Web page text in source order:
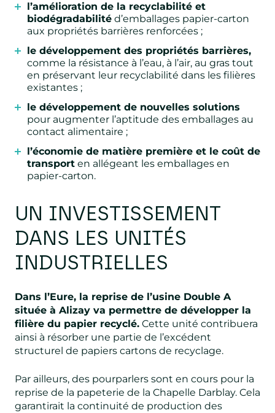
l’amélioration de la recyclabilité et
biodégradabilité d’emballages papier-carton
aux propriétés barrières renforcées ;
le développement des propriétés barrières,
comme la résistance à l’eau, à l’air, au gras tout
en préservant leur recyclabilité dans les filières
existantes ;
le développement de nouvelles solutions
pour augmenter l’aptitude des emballages au
contact alimentaire ;
l’économie de matière première et le coût de
transport en allégeant les emballages en
papier-carton.
UN INVESTISSEMENT
DANS LES UNITÉS
INDUSTRIELLES
Dans l’Eure, la reprise de l’usine Double A
située à Alizay va permettre de développer la
filière du papier recyclé. Cette unité contribuera
ainsi à résorber une partie de l’excédent
structurel de papiers cartons de recyclage.
Par ailleurs, des pourparlers sont en cours pour la
reprise de la papeterie de la Chapelle Darblay. Cela
garantirait la continuité de production des